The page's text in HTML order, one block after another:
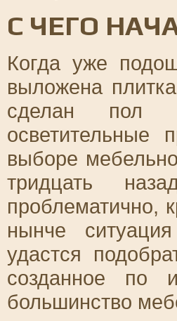
С ЧЕГО
Когда уже
выложена
сделан пол и
осветительные
выборе
тридцать
проблематично,
нынче
удастся
созданное по
большинство